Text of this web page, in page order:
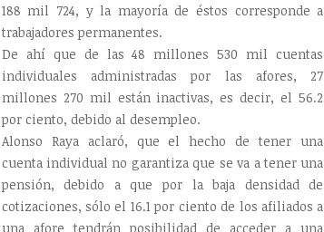
188 mil 724, y la mayoría de éstos corresponde a
trabajadores permanentes.
De ahí que de las 48 millones 530 mil cuentas
individuales administradas por las afores, 27
millones 270 mil están inactivas, es decir, el 56.2
por ciento, debido al desempleo.
Alonso Raya aclaró, que el hecho de tener una
cuenta individual no garantiza que se va a tener una
pensión, debido a que por la baja densidad de
cotizaciones, sólo el 16.1 por ciento de los afiliados a
una afore tendrán posibilidad de acceder a una